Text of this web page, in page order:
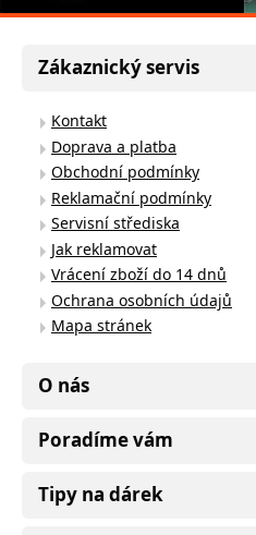
Zákaznický servis
Kontakt
Doprava a platba
Obchodní podmínky
Reklamační podmínky
Servisní střediska
Jak reklamovat
Vrácení zboží do 14 dnů
Ochrana osobních údajů
Mapa stránek
O nás
Poradíme vám
Tipy na dárek